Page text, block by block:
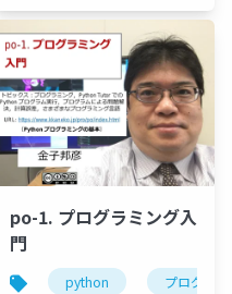
ソースコード 実行
po-1. プログラミング入
門
python プログラ